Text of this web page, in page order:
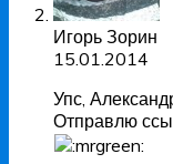
Игорь Зорин
15.01.2014
Упс,
Отправлю